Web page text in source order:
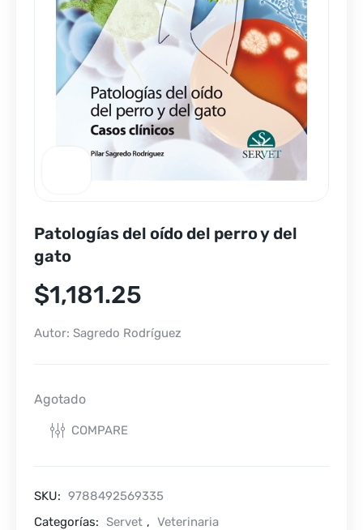
Patologías del oído del perro y del
gato
$1,181.25
Autor: Sagredo Rodríguez
Agotado
COMPARE
SKU: 9788492569335
Categorías: Servet , Veterinaria